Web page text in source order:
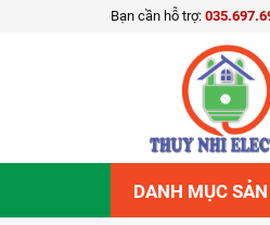
Bạn cần hỗ trợ:
DANH MỤC
Nắp hộp điện
Giá bán: